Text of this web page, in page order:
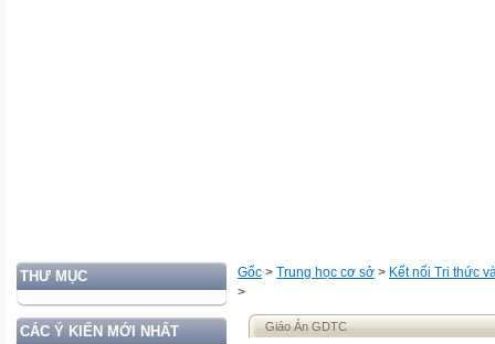
THƯ MỤC
CÁC Ý KIẾN MỚI NHẤT
Gốc > Trung học cơ sở > Kết nối Tri thức
>
Giáo Án GDTC